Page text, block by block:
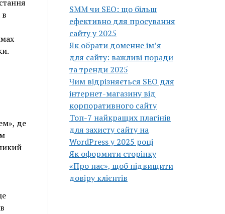
де
SMM чи SEO: що більш
ефективно для просування
сайту у 2025
Як обрати доменне ім’я
для сайту: важливі поради
та тренди 2025
Чим відрізняється SEO для
інтернет-магазину від
корпоративного сайту
Топ-7 найкращих плагінів
для захисту сайту на
WordPress у 2025 році
Як оформити сторінку
«Про нас», щоб підвищити
довіру клієнтів